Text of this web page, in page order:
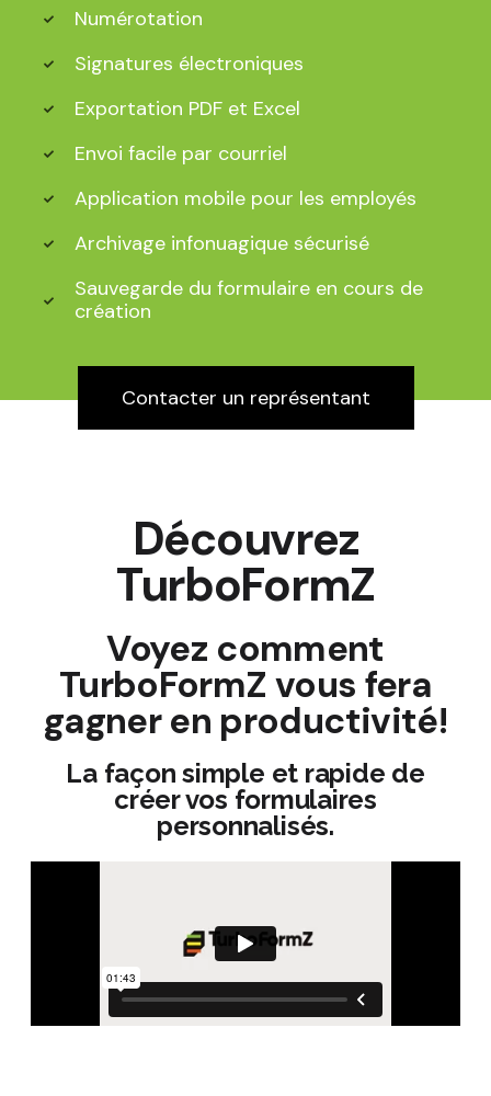
Numérotation
Signatures électroniques
Exportation PDF et Excel
Envoi facile par courriel
Application mobile pour les employés
Archivage infonuagique sécurisé
Sauvegarde du formulaire en cours de
création
Contacter un représentant
Découvrez
TurboFormZ
Voyez comment
TurboFormZ vous fera
gagner en productivité!
La façon simple et rapide de
créer vos formulaires
personnalisés.